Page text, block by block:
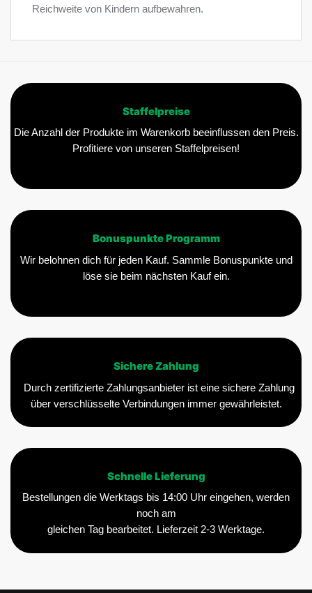
Reichweite von Kindern aufbewahren.
Staffelpreise
Die Anzahl der Produkte im Warenkorb beeinflussen den Preis.
Profitiere von unseren Staffelpreisen!
Bonuspunkte Programm
Wir belohnen dich für jeden Kauf. Sammle Bonuspunkte und
löse sie beim nächsten Kauf ein.
Sichere Zahlung
Durch zertifizierte Zahlungsanbieter ist eine sichere Zahlung
über verschlüsselte Verbindungen immer gewährleistet.
Schnelle Lieferung
Bestellungen die Werktags bis 14:00 Uhr eingehen, werden
noch am
gleichen Tag bearbeitet. Lieferzeit 2-3 Werktage.